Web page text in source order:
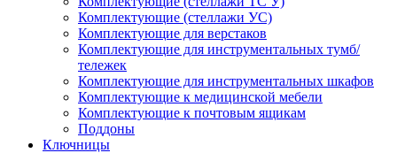
Комплектующие (стеллажи УС)
Комплектующие для верстаков
Комплектующие для инструментальных тумб/
тележек
Комплектующие для инструментальных шкафов
Комплектующие к медицинской мебели
Комплектующие к почтовым ящикам
Поддоны
Ключницы